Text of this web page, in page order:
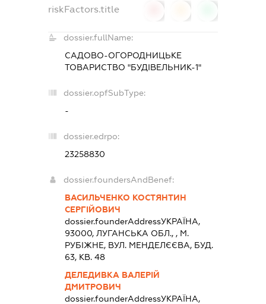
riskFactors.title
dossier.fullName:
САДОВО-ОГОРОДНИЦЬКЕ
ТОВАРИСТВО "БУДІВЕЛЬНИК-1"
dossier.opfSubType:
-
dossier.edrpo:
23258830
dossier.foundersAndBenef:
ВАСИЛЬЧЕНКО КОСТЯНТИН
СЕРГІЙОВИЧ
dossier.founderAddressУКРАЇНА,
93000, ЛУГАНСЬКА ОБЛ., , М.
РУБІЖНЕ, ВУЛ. МЕНДЕЛЄЄВА, БУД.
63, КВ. 48
ДЕЛЕДИВКА ВАЛЕРІЙ
ДМИТРОВИЧ
dossier.founderAddressУКРАЇНА,